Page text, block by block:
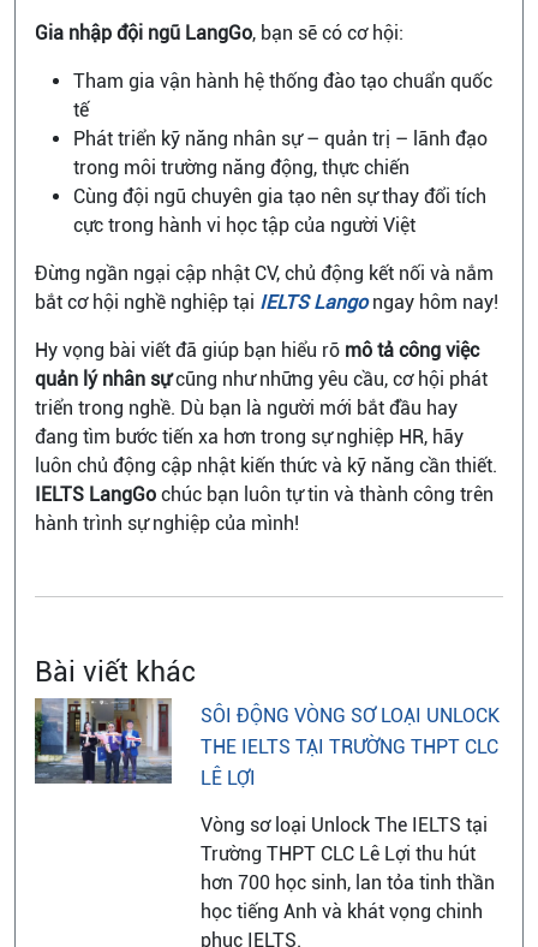
Gia nhập đội ngũ LangGo, bạn sẽ có cơ hội:
Tham gia vận hành hệ thống đào tạo chuẩn quốc
tế
Phát triển kỹ năng nhân sự – quản trị – lãnh đạo
trong môi trường năng động, thực chiến
Cùng đội ngũ chuyên gia tạo nên sự thay đổi tích
cực trong hành vi học tập của người Việt
Đừng ngần ngại cập nhật CV, chủ động kết nối và nắm
bắt cơ hội nghề nghiệp tại IELTS Langongay hôm nay!
Hy vọng bài viết đã giúp bạn hiểu rõ mô tả công việc
quản lý nhân sựcũng như những yêu cầu, cơ hội phát
triển trong nghề. Dù bạn là người mới bắt đầu hay
đang tìm bước tiến xa hơn trong sự nghiệp HR, hãy
luôn chủ động cập nhật kiến thức và kỹ năng cần thiết.
IELTS LangGo chúc bạn luôn tự tin và thành công trên
hành trình sự nghiệp của mình!
Bài viết khác
SÔI ĐỘNG VÒNG SƠ LOẠI UNLOCK
THE IELTS TẠI TRƯỜNG THPT CLC
LÊ LỢI
Vòng sơ loại Unlock The IELTS tại
Trường THPT CLC Lê Lợi thu hút
hơn 700 học sinh, lan tỏa tinh thần
học tiếng Anh và khát vọng chinh
phục IELTS.